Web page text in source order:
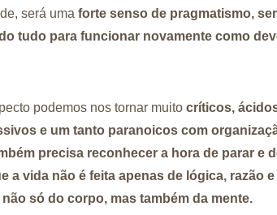
será uma forte senso de pragmatismo,
tudo para funcionar novamente como
podemos nos tornar muito críticos,
e um tanto paranoicos com
precisa reconhecer a hora de parar e
a vida não é feita apenas de lógica, razão
não só do corpo, mas também da mente.